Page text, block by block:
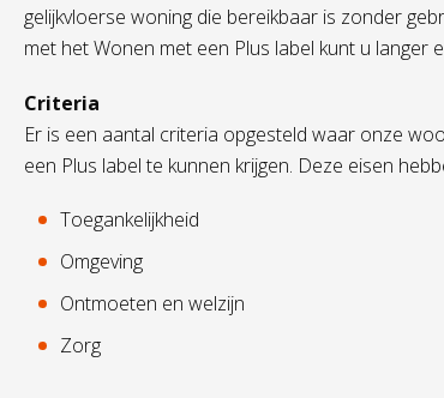
gelijkvloerse woning die bereikbaar is zonder
met het Wonen met een Plus label kunt u langer
Criteria
Er is een aantal criteria opgesteld waar onze
een Plus label te kunnen krijgen. Deze eisen
Toegankelijkheid
Omgeving
Ontmoeten en welzijn
Zorg